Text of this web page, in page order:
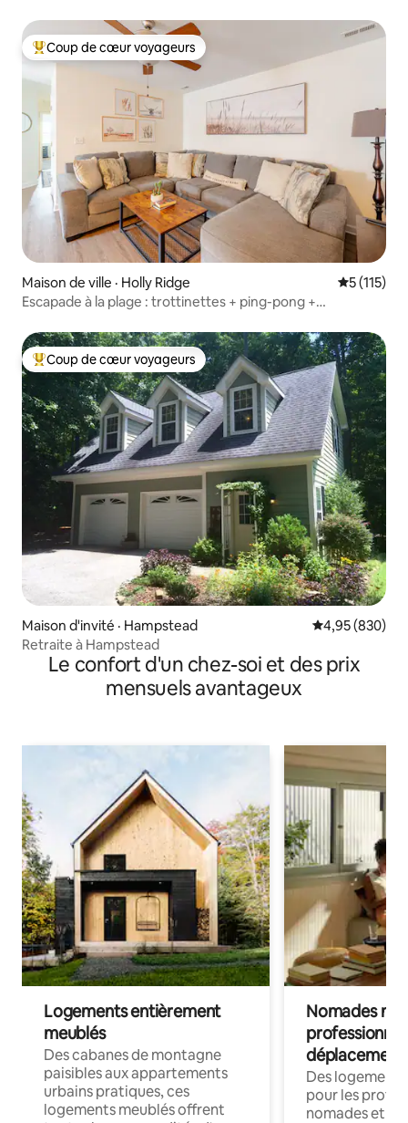
Coup de cœur voyageurs parmi les plus aimés
Coup de cœur voyageurs
Maison de ville · Holly Ridge Note
5 (115)
Escapade à la plage : trottinettes + ping-pong +
Coup de cœur voyageurs parmi les plus aimés
Coup de cœur voyageurs
Maison d'invité · Hampstead Note
4,95 (830)
Retraite à Hampstead
Le confort d'un chez-soi et des prix
mensuels avantageux
Logements entièrement
meublés
Des cabanes de montagne
paisibles aux appartements
urbains pratiques, ces
logements meublés offrent
Nomades
déplacement
Des
pour les
nomades et